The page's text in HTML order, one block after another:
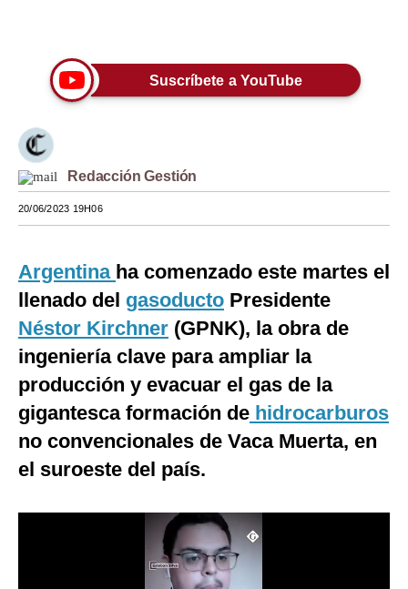
Blogs
Lujo
Viajes
Mundo
EEUU
México
España
Internacional
Tecnología
Club del Suscriptor
Suscríbete a YouTube
Redacción Gestión
20/06/2023 19H06
Argentina ha comenzado este martes el
llenado del gasoducto Presidente
Néstor Kirchner (GPNK), la obra de
ingeniería clave para ampliar la
producción y evacuar el gas de la
gigantesca formación de hidrocarburos
no convencionales de Vaca Muerta, en
el suroeste del país.